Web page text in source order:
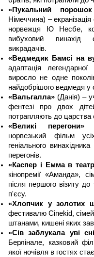
«Пукальний
Німеччина) –
норвежця Ю Несбе,
вибуховий винахід
викрадачів.
«Ведмедик Бамсі на
адаптація
виросло не одне
найдобрішого ведмедя у
«Вальгалла» (Данія) –
фентезі про двох
потрапляють до царства
«Великі перегони»
норвезький фільм
геніального
перегонів.
«Каспер і Емма в
кінопремії «Аманда»,
після першого візиту
п'єсу.
«Хлопчик у золотих
фестивалю Cinekid,
штанами, кишені яких
«Сів заблукала уві
Берлінале, казковий
якої ночівля в гостях